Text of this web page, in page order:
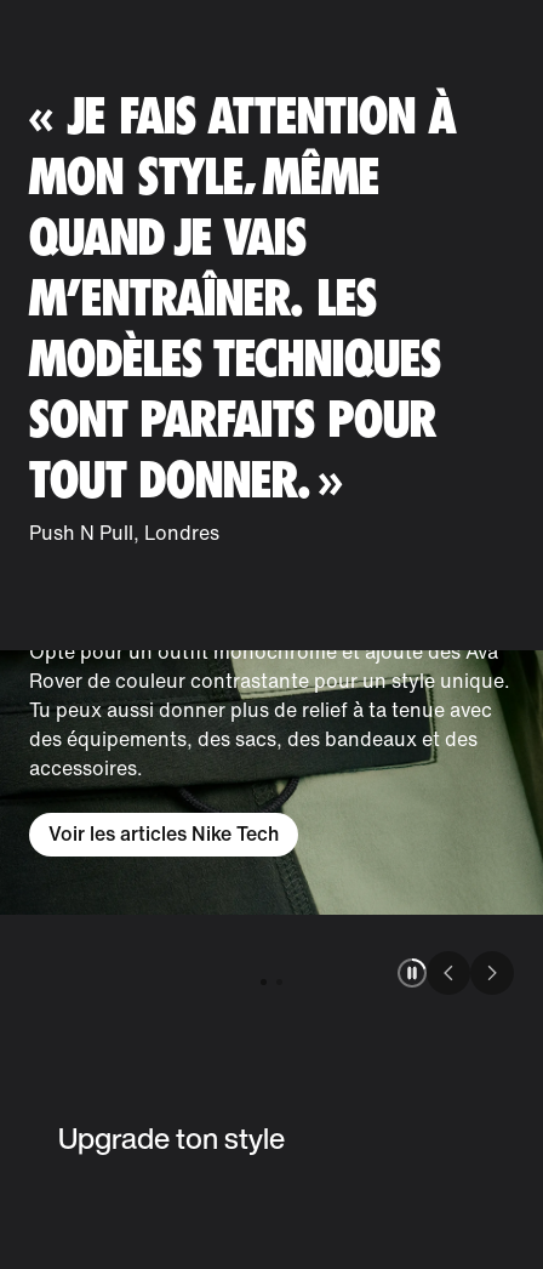
« JE FAIS ATTENTION À
MON STYLE, MÊME
QUAND JE VAIS
M'ENTRAÎNER. LES
MODÈLES TECHNIQUES
SONT PARFAITS POUR
TOUT DONNER. »
Push N Pull, Londres
COMMENT GARDER LE
RYTHME TOUTE LA
Opte pour un outfit monochrome et ajoute des Ava
Rover de couleur contrastante pour un style unique.
Tu peux aussi donner plus de relief à ta tenue avec
des équipements, des sacs, des bandeaux et des
accessoires.
Voir les articles Nike Tech
Upgrade ton style